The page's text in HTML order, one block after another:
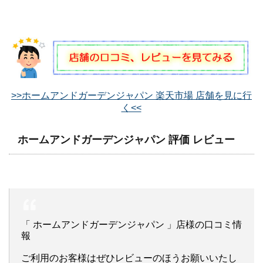
>>ホームアンドガーデンジャパン 楽天市場 店舗を見に行
く<<
ホームアンドガーデンジャパン 評価 レビュー
「 ホームアンドガーデンジャパン 」店様の口コミ情
報
ご利用のお客様はぜひレビューのほうお願いいたし